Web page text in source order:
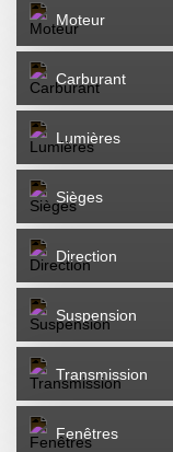
Moteur
Carburant
Lumières
Sièges
Direction
Suspension
Transmission
Fenêtres